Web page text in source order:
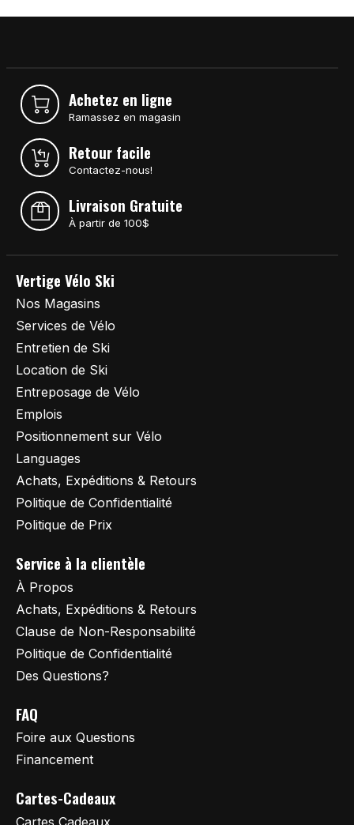
Achetez en ligne
Ramassez en magasin
Retour facile
Contactez-nous!
Livraison Gratuite
À partir de 100$
Vertige Vélo Ski
Nos Magasins
Services de Vélo
Entretien de Ski
Location de Ski
Entreposage de Vélo
Emplois
Positionnement sur Vélo
Languages
Achats, Expéditions & Retours
Politique de Confidentialité
Politique de Prix
Service à la clientèle
À Propos
Achats, Expéditions & Retours
Clause de Non-Responsabilité
Politique de Confidentialité
Des Questions?
FAQ
Foire aux Questions
Financement
Cartes-Cadeaux